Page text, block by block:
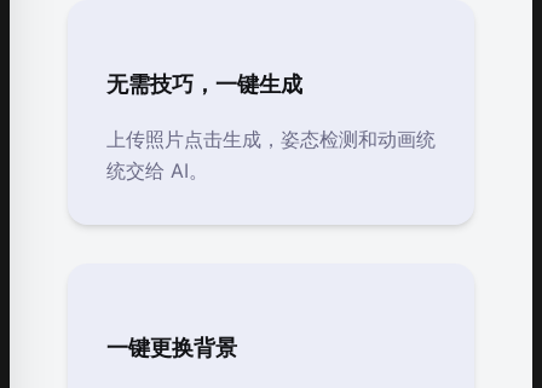
无需技巧，一键生成
上传照片点击生成，姿态检测和动画统
统交给 AI。
一键更换背景